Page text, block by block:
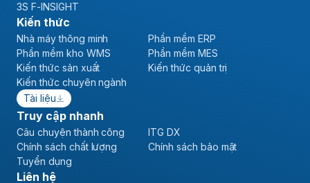
3S F-INSIGHT
Kiến thức
Nhà máy thông minh
Phần mềm ERP
Phần mềm kho WMS
Phần mềm MES
Kiến thức sản xuất
Kiến thức quản trị
Kiến thức chuyên ngành
Tài liệu
Truy cập nhanh
Câu chuyện thành công
ITG DX
Chính sách chất lượng
Chính sách bảo mật
Tuyển dụng
Liên hệ